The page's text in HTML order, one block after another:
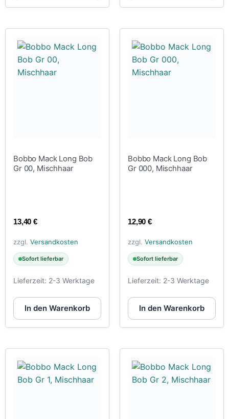
Bobbo Mack Long Bob
Gr 00, Mischhaar
13,40€
zzgl. Versandkosten
Sofort lieferbar
Lieferzeit: 2-3 Werktage
In den Warenkorb
Bobbo Mack Long Bob
Gr 000, Mischhaar
12,90€
zzgl. Versandkosten
Sofort lieferbar
Lieferzeit: 2-3 Werktage
In den Warenkorb